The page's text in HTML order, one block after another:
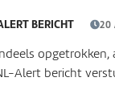
BERICHT 20
Alert bericht